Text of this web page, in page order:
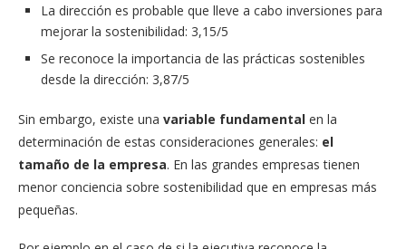
La dirección es probable que lleve a cabo inversiones para
mejorar la sostenibilidad: 3,15/5
Se reconoce la importancia de las prácticas sostenibles
desde la dirección: 3,87/5
Sin embargo, existe una variable fundamental en la
determinación de estas consideraciones generales: el
tamaño de la empresa. En las grandes empresas tienen
menor conciencia sobre sostenibilidad que en empresas más
pequeñas.